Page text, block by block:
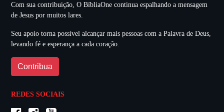
Com sua contribuição, O BíbliaOne continua espalhando a mensagem
de Jesus por muitos lares.
Seu apoio torna possível alcançar mais pessoas com a Palavra de Deus,
levando fé e esperança a cada coração.
Contribua
REDES SOCIAIS